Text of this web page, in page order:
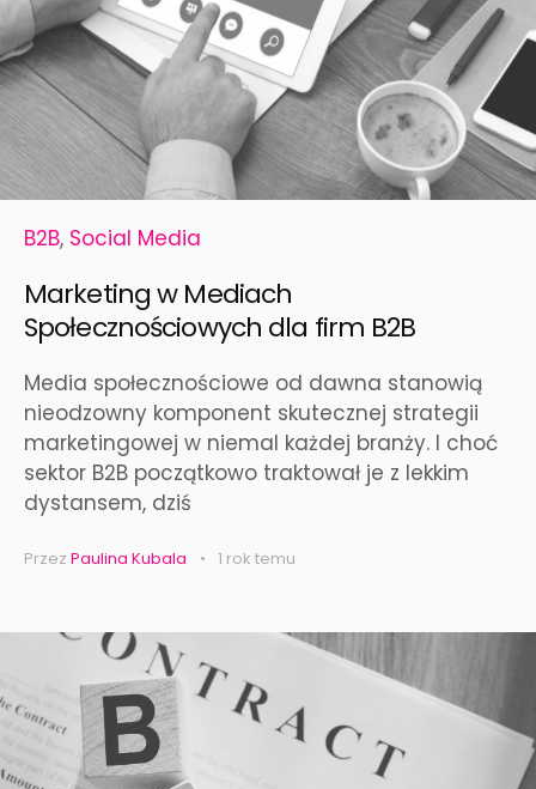
B2B, Social Media
Marketing w Mediach
Społecznościowych dla firm B2B
Media społecznościowe od dawna stanowią
nieodzowny komponent skutecznej strategii
marketingowej w niemal każdej branży. I choć
sektor B2B początkowo traktował je z lekkim
dystansem, dziś
Przez Paulina Kubala 1 rok temu